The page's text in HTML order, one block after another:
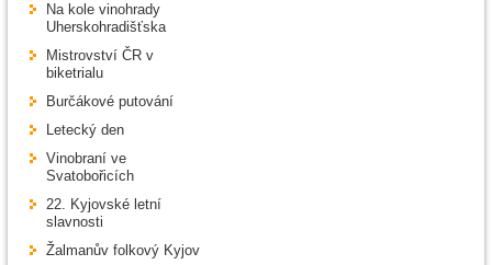
Na kole vinohrady
Uherskohradišťska
Mistrovství ČR v
biketrialu
Burčákové putování
Letecký den
Vinobraní ve
Svatobořicích
22. Kyjovské letní
slavnosti
Žalmanův folkový Kyjov